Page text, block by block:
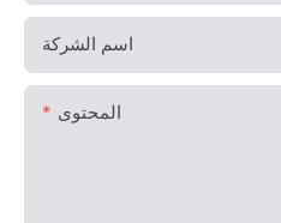
اسم الشركة
المحتوى